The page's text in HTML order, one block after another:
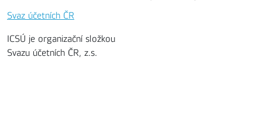
Svaz účetních ČR
ICSÚ je organizační složkou
Svazu účetních ČR, z.s.